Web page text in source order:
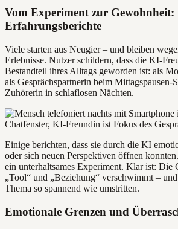
Vom Experiment zur Gewohnheit:
Erfahrungsberichte
Viele starten aus Neugier – und bleiben
Erlebnisse. Nutzer schildern, dass die KI-
Bestandteil ihres Alltags geworden ist: als
als Gesprächspartnerin beim Mittagspausen-
Zuhörerin in schlaflosen Nächten.
Einige berichten, dass sie durch die KI
oder sich neuen Perspektiven öffnen
ein unterhaltsames Experiment. Klar ist: Die
„Tool“ und „Beziehung“ verschwimmt –
Thema so spannend wie umstritten.
Emotionale Grenzen und